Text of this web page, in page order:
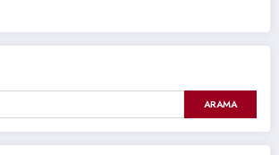
ARAMA